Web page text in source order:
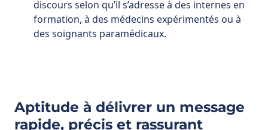
équipes et direction lors
d’événements critiques